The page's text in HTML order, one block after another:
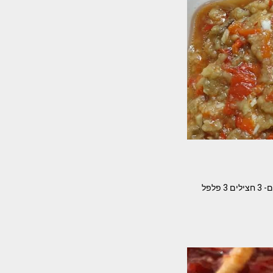
בלהה לנדאו המוכשרת משתפת אותנו בסלטי השבת שלה קל וטעים המרכיבים- לסלט חציל ופלפל אדום- 3 חצילים 3 פלפל